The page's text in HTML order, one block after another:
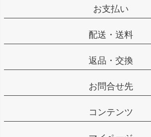
お支払い
配送・送料
返品・交換
お問合せ先
コンテンツ